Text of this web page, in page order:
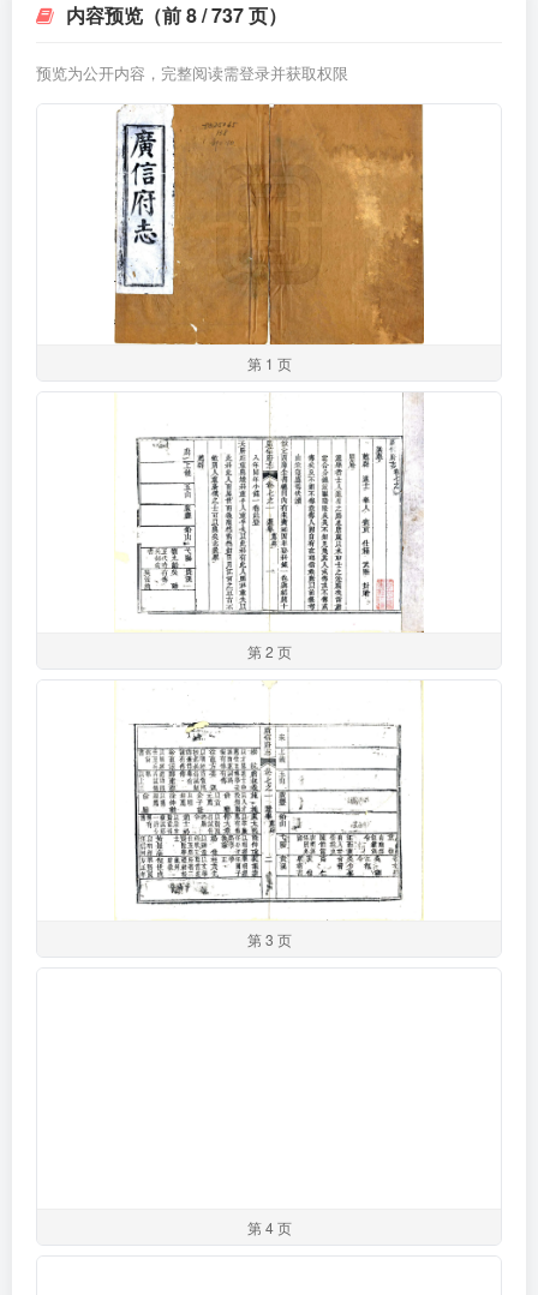
内容预览（前 8 / 737 页）
预览为公开内容，完整阅读需登录并获取权限
第 1 页
第 2 页
第 3 页
第 4 页